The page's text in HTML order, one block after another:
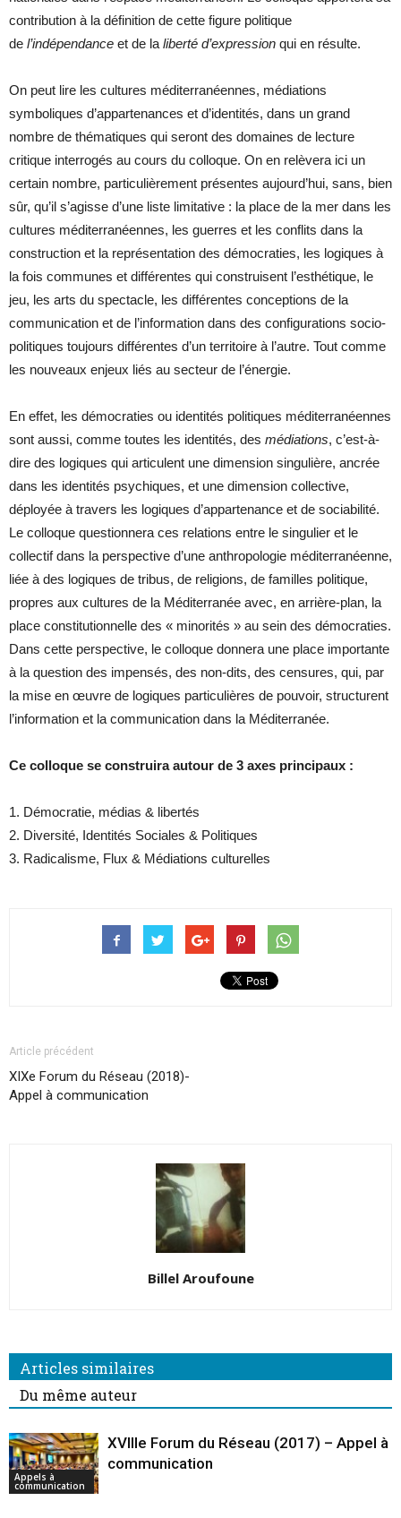
contribution à la définition de cette figure politique
de l’indépendance et de la liberté d’expression qui en résulte.
On peut lire les cultures méditerranéennes, médiations
symboliques d’appartenances et d’identités, dans un grand
nombre de thématiques qui seront des domaines de lecture
critique interrogés au cours du colloque. On en relèvera ici un
certain nombre, particulièrement présentes aujourd’hui, sans, bien
sûr, qu’il s’agisse d’une liste limitative : la place de la mer dans les
cultures méditerranéennes, les guerres et les conflits dans la
construction et la représentation des démocraties, les logiques à
la fois communes et différentes qui construisent l’esthétique, le
jeu, les arts du spectacle, les différentes conceptions de la
communication et de l’information dans des configurations socio-
politiques toujours différentes d’un territoire à l’autre. Tout comme
les nouveaux enjeux liés au secteur de l’énergie.
En effet, les démocraties ou identités politiques méditerranéennes
sont aussi, comme toutes les identités, des médiations, c’est-à-
dire des logiques qui articulent une dimension singulière, ancrée
dans les identités psychiques, et une dimension collective,
déployée à travers les logiques d’appartenance et de sociabilité.
Le colloque questionnera ces relations entre le singulier et le
collectif dans la perspective d’une anthropologie méditerranéenne,
liée à des logiques de tribus, de religions, de familles politique,
propres aux cultures de la Méditerranée avec, en arrière-plan, la
place constitutionnelle des « minorités » au sein des démocraties.
Dans cette perspective, le colloque donnera une place importante
à la question des impensés, des non-dits, des censures, qui, par
la mise en œuvre de logiques particulières de pouvoir, structurent
l’information et la communication dans la Méditerranée.
Ce colloque se construira autour de 3 axes principaux :
1. Démocratie, médias & libertés
2. Diversité, Identités Sociales & Politiques
3. Radicalisme, Flux & Médiations culturelles
Article précédent
XIXe Forum du Réseau (2018)-
Appel à communication
Billel Aroufoune
Articles similaires
Du même auteur
Appels à
communication
XVIIIe Forum du Réseau (2017) – Appel à
communication